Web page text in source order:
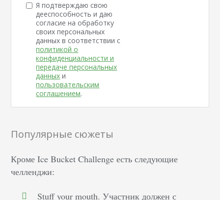
Я подтверждаю свою
дееспособность и даю
согласие на обработку
своих персональных
данных в соответствии с
политикой о
конфиденциальности и
передаче персональных
данных и
пользовательским
соглашением.
Популярные сюжеты
Кроме Ice Bucket Challenge есть следующие
челленджи:
Stuff your mouth. Участник должен с